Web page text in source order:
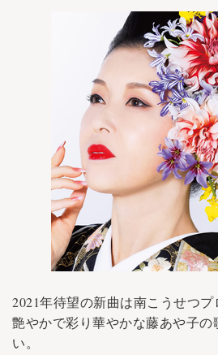
2021年待望の新曲は南こうせつプ
艶やかで彩り華やかな藤あや子の
い。